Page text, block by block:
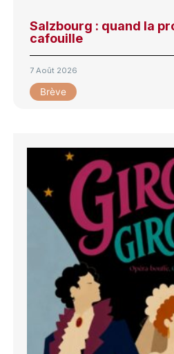
Salzbourg : quand la
cafouille
7 Août 2026
Brève